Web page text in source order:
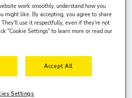
Verenigde Statenen is30-65
Wenen
work smoothly, understand how you
might like. By accepting, you agree to share
use it respectfully, even if they're not
"Cookie Settings" to learn more or read our
Accept All
Settings